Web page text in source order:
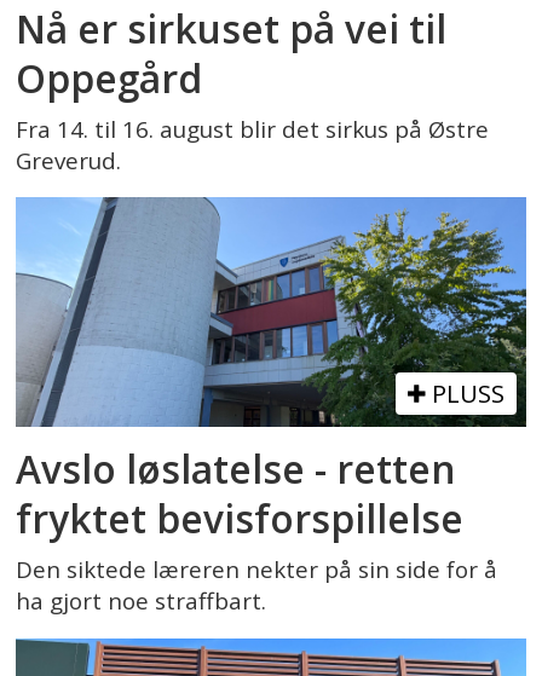
Nå er sirkuset på vei til
Oppegård
Fra 14. til 16. august blir det sirkus på Østre
Greverud.
PLUSS
Avslo løslatelse - retten
fryktet bevisforspillelse
Den siktede læreren nekter på sin side for å
ha gjort noe straffbart.